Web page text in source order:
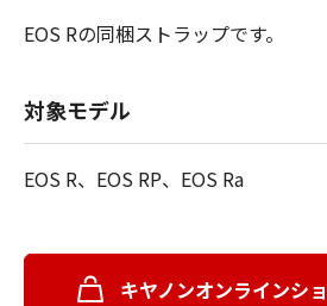
EOS Rの同梱ストラップです。
対象モデル
EOS R、EOS RP、EOS Ra
キヤノンオンラインシ